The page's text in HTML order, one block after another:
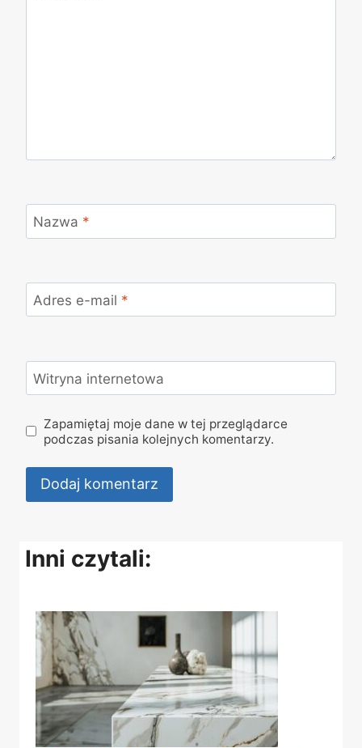
Nazwa *
Adres e-mail *
Witryna internetowa
Zapamiętaj moje dane w tej przeglądarce
podczas pisania kolejnych komentarzy.
Inni czytali: